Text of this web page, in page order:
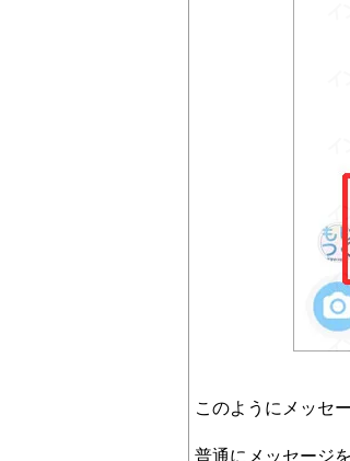
このようにメッセ
普通にメッセージ